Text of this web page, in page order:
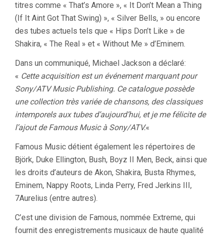
titres comme « That’s Amore », « It Don’t Mean a Thing
(If It Aint Got That Swing) », « Silver Bells, » ou encore
des tubes actuels tels que « Hips Don’t Like » de
Shakira, « The Real » et « Without Me » d’Eminem.
Dans un communiqué, Michael Jackson a déclaré:
« Cette acquisition est un événement marquant pour
Sony/ATV Music Publishing. Ce catalogue possède
une collection très variée de chansons, des classiques
intemporels aux tubes d’aujourd’hui, et je me félicite de
l’ajout de Famous Music à Sony/ATV.«
Famous Music détient également les répertoires de
Björk, Duke Ellington, Bush, Boyz II Men, Beck, ainsi que
les droits d’auteurs de Akon, Shakira, Busta Rhymes,
Eminem, Nappy Roots, Linda Perry, Fred Jerkins III,
7Aurelius (entre autres).
C’est une division de Famous, nommée Extreme, qui
fournit des enregistrements musicaux de haute qualité